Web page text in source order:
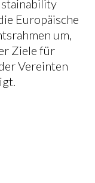
Europäische
um,
Ziele für
Vereinten